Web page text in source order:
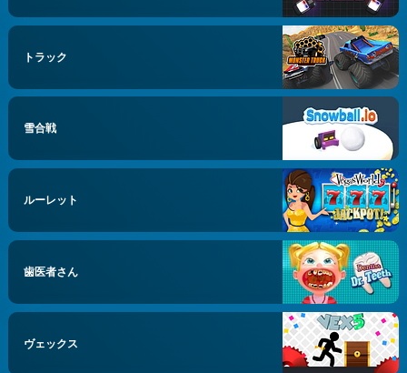
トラック
雪合戦
ルーレット
歯医者さん
ヴェックス